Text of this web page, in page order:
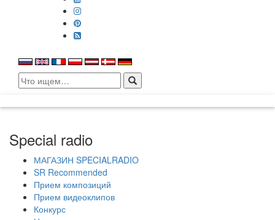
Search
for:
Special radio
МАГАЗИН SPECIALRADIO
SR Recommended
Прием композиций
Прием видеоклипов
Конкурс